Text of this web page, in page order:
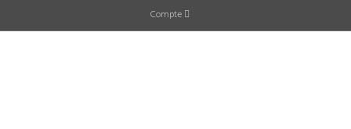
Compte